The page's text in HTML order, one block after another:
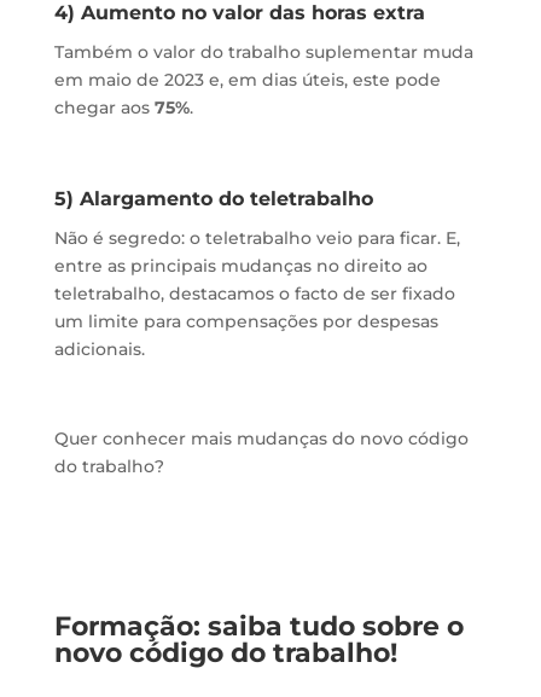
4) Aumento no valor das horas extra
Também o valor do trabalho suplementar muda
em maio de 2023 e, em dias úteis, este pode
chegar aos 75%.
5) Alargamento do teletrabalho
Não é segredo: o teletrabalho veio para ficar. E,
entre as principais mudanças no direito ao
teletrabalho, destacamos o facto de ser fixado
um limite para compensações por despesas
adicionais.
Quer conhecer mais mudanças do novo código
do trabalho?
Formação: saiba tudo sobre o
novo código do trabalho!